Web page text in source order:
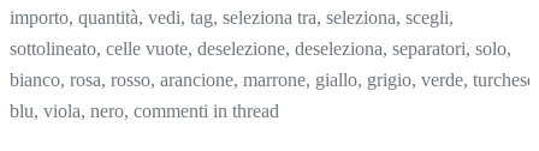
importo, quantità, vedi, tag, seleziona tra, seleziona, scegli,
sottolineato, celle vuote, deselezione, deseleziona, separatori, solo,
bianco, rosa, rosso, arancione, marrone, giallo, grigio, verde, turchese,
blu, viola, nero, commenti in thread